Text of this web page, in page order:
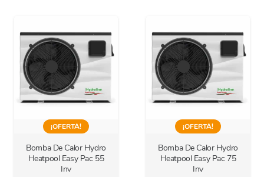
¡OFERTA!
Bomba De Calor Hydro
Heatpool Easy Pac 55
Inv
¡OFERTA!
Bomba De Calor Hydro
Heatpool Easy Pac 75
Inv